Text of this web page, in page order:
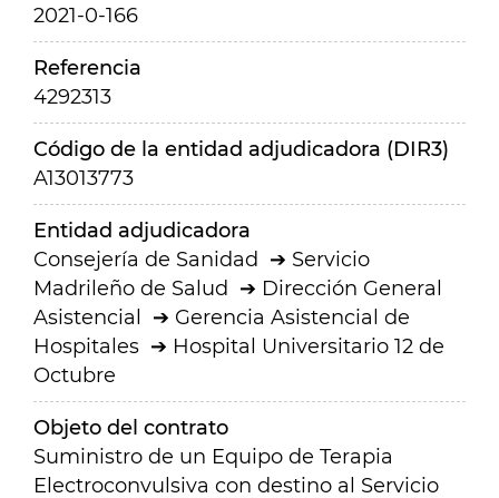
2021-0-166
Referencia
4292313
Código de la entidad adjudicadora (DIR3)
A13013773
Entidad adjudicadora
Consejería de Sanidad
Servicio
Madrileño de Salud
Dirección General
Asistencial
Gerencia Asistencial de
Hospitales
Hospital Universitario 12 de
Octubre
Objeto del contrato
Suministro de un Equipo de Terapia
Electroconvulsiva con destino al Servicio